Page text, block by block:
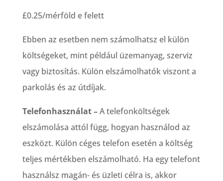
£0.25/mérföld e felett
Ebben az esetben nem számolhatsz el külön
költségeket, mint például üzemanyag, szerviz
vagy biztosítás. Külön elszámolhatók viszont a
parkolás és az útdíjak.
Telefonhasználat –A telefonköltségek
elszámolása attól függ, hogyan használod az
eszközt. Külön céges telefon esetén a költség
teljes mértékben elszámolható. Ha egy telefont
használsz magán- és üzleti célra is, akkor